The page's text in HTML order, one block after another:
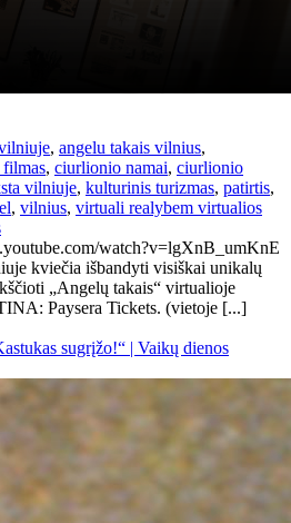
, angelu takais vilnius,
, ciurlionio namai, ciurlionio
vilniuje, kulturinis turizmas, patirtis,
, vilnius, virtuali realybem virtualios
watch?v=lgXnB_umKnE
kviečia išbandyti visiškai unikalų
„Angelų takais“ virtualioje
Paysera Tickets. (vietoje [...]
sugrįžo!“ | Vaikų dienos